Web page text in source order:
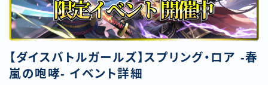
【ダイスバトルガールズ】スプリング・ロア -春
嵐の咆哮- イベント詳細